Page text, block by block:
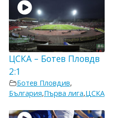
ЦСКА – Ботев Пловдв
2:1
Ботев Пловдив,
България,Първа лига,ЦСКА